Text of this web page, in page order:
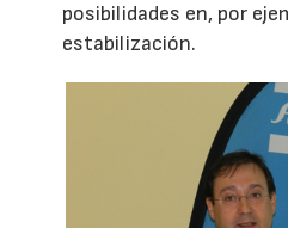
posibilidades en, por
estabilización.